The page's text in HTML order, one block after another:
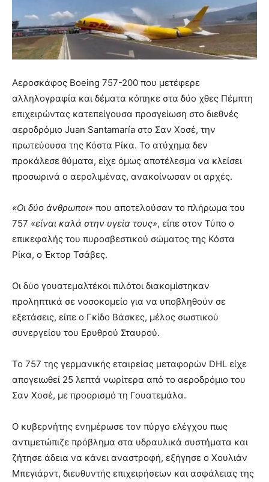
Αεροσκάφος Boeing 757-200 που μετέφερε
αλληλογραφία και δέματα κόπηκε στα δύο χθες Πέμπτη
επιχειρώντας κατεπείγουσα προσγείωση στο διεθνές
αεροδρόμιο Juan Santamaría στο Σαν Χοσέ, την
πρωτεύουσα της Κόστα Ρίκα. Το ατύχημα δεν
προκάλεσε θύματα, είχε όμως αποτέλεσμα να κλείσει
προσωρινά ο αερολιμένας, ανακοίνωσαν οι αρχές.
«Οι δύο άνθρωποι» που αποτελούσαν το πλήρωμα του
757 «είναι καλά στην υγεία τους», είπε στον Τύπο ο
επικεφαλής του πυροσβεστικού σώματος της Κόστα
Ρίκα, ο Έκτορ Τσάβες.
Οι δύο γουατεμαλτέκοι πιλότοι διακομίστηκαν
προληπτικά σε νοσοκομείο για να υποβληθούν σε
εξετάσεις, είπε ο Γκίδο Βάσκες, μέλος σωστικού
συνεργείου του Ερυθρού Σταυρού.
Το 757 της γερμανικής εταιρείας μεταφορών DHL είχε
απογειωθεί 25 λεπτά νωρίτερα από το αεροδρόμιο του
Σαν Χοσέ, με προορισμό τη Γουατεμάλα.
Ο κυβερνήτης ενημέρωσε τον πύργο ελέγχου πως
αντιμετώπιζε πρόβλημα στα υδραυλικά συστήματα και
ζήτησε άδεια να κάνει αναστροφή, εξήγησε ο Χουλιάν
Μπεγιάρντ, διευθυντής επιχειρήσεων και ασφάλειας της